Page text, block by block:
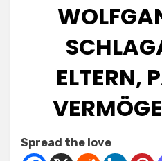
ELTERN,
Spread the love